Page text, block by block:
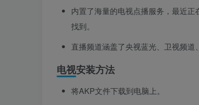
内置了海量的电视点播服务，最近
找到。
直播频道涵盖了央视蓝光、卫视频道
电视安装方法
将AKP文件下载到电脑上。